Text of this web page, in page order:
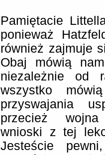
Pamiętacie
ponieważ
również zajmuje
Obaj mówią
niezależnie od
wszystko
przyswajania
przecież wojna
wnioski z tej
Jesteście